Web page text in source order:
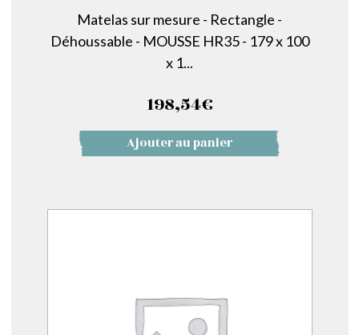
Matelas sur mesure - Rectangle -
Déhoussable - MOUSSE HR35 - 179 x 100
x 1...
198,54€
Ajouter au panier